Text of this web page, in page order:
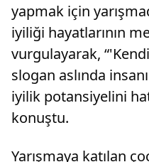
yapmak için
iyiliği hayatlarının
vurgulayarak,
slogan aslında
iyilik potansiyelini
konuştu.
Yarışmaya katılan